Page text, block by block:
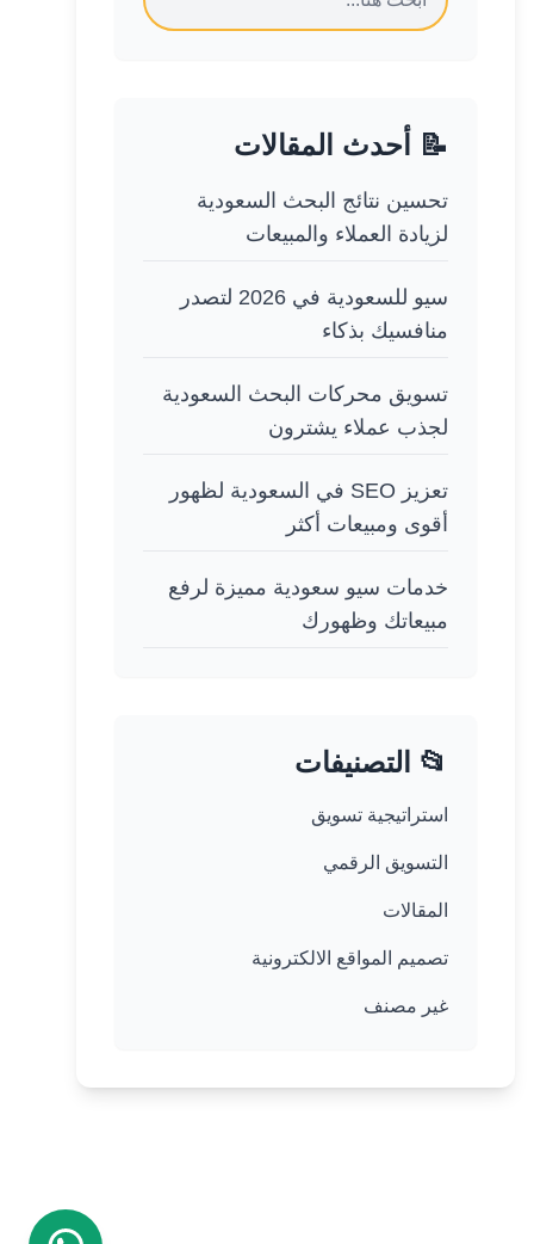
📝 أحدث المقالات
تحسين نتائج البحث السعودية
لزيادة العملاء والمبيعات
سيو للسعودية في 2026 لتصدر
منافسيك بذكاء
تسويق محركات البحث السعودية
لجذب عملاء يشترون
تعزيز SEO في السعودية لظهور
أقوى ومبيعات أكثر
خدمات سيو سعودية مميزة لرفع
مبيعاتك وظهورك
📂 التصنيفات
استراتيجية تسويق
التسويق الرقمي
المقالات
تصميم المواقع الالكترونية
غير مصنف